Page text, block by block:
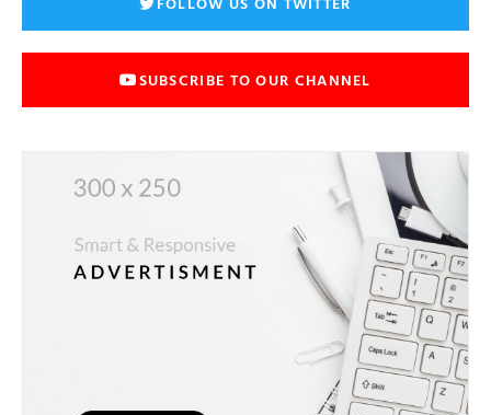
SUBSCRIBE TO OUR CHANNEL